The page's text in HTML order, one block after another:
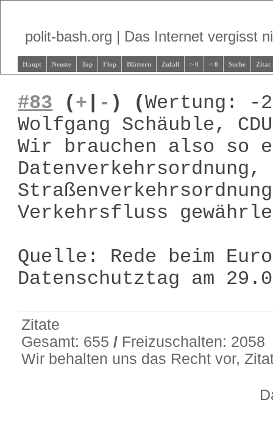
polit-bash.org | Das Internet vergisst
Haupt Neuste Top Flop Blättern Zufall > 0 < 0 Suche Zitat
#83 (+ - ) (Wertung: -
Wolfgang Schäuble, CDU
Wir brauchen also so
Verkehrsfluss
Quelle: Rede beim
Datenschutztag am
Zitate
Gesamt: 655/ Freizuschalten: 2058
Wir behalten uns das Recht vor,